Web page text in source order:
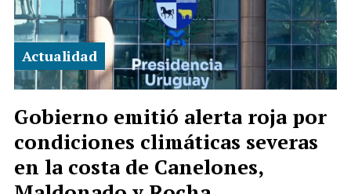
Gobierno emitió alerta roja por
condiciones climáticas severas
en la costa de Canelones,
Actualidad